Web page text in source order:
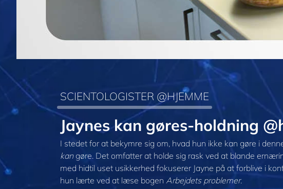
SCIENTOLOGISTER @HJEMME
Jaynes kan gøres-holdning
I stedet for at bekymre sig om, hvad hun ikke kan gøre i
kangøre. Det omfatter at holde sig rask ved at blande
med hidtil uset usikkerhed fokuserer Jayne på at forblive i
hun lærte ved at læse bogen Arbejdets problemer.